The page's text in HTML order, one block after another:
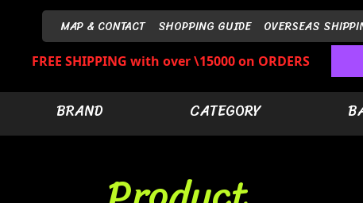
MAP & CONTACT SHOPPING GUIDE OVERSEAS
FREE SHIPPING with over \15000 on ORDERS
BRAND CATEGORY